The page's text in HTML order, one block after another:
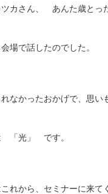
カさん、 あんた歳とっ
場で話したのでした。
なかったおかげで、思い
「光」 です。
れから、セミナーに来て